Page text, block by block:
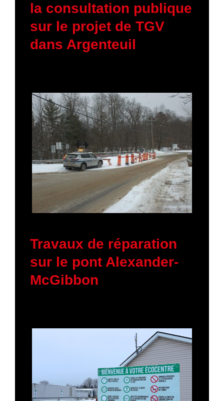
la consultation publique
sur le projet de TGV
dans Argenteuil
Travaux de réparation
sur le pont Alexander-
McGibbon